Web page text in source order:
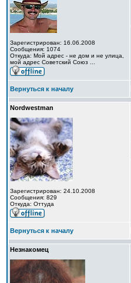
Зарегистрирован: 16.06.2008
Сообщения: 1074
Откуда: Мой адрес - не дом и не улица,
мой адрес Советский Союз ...
Вернуться к началу
Nordwestman
Зарегистрирован: 24.10.2008
Сообщения: 829
Откуда: Оттуда
Вернуться к началу
Незнакомец